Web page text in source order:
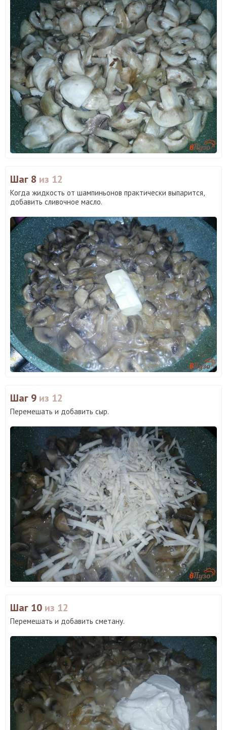
Шаг 8 из 12
Когда жидкость от шампиньонов практически выпарится,
добавить сливочное масло.
Шаг 9 из 12
Перемешать и добавить сыр.
Шаг 10 из 12
Перемешать и добавить сметану.